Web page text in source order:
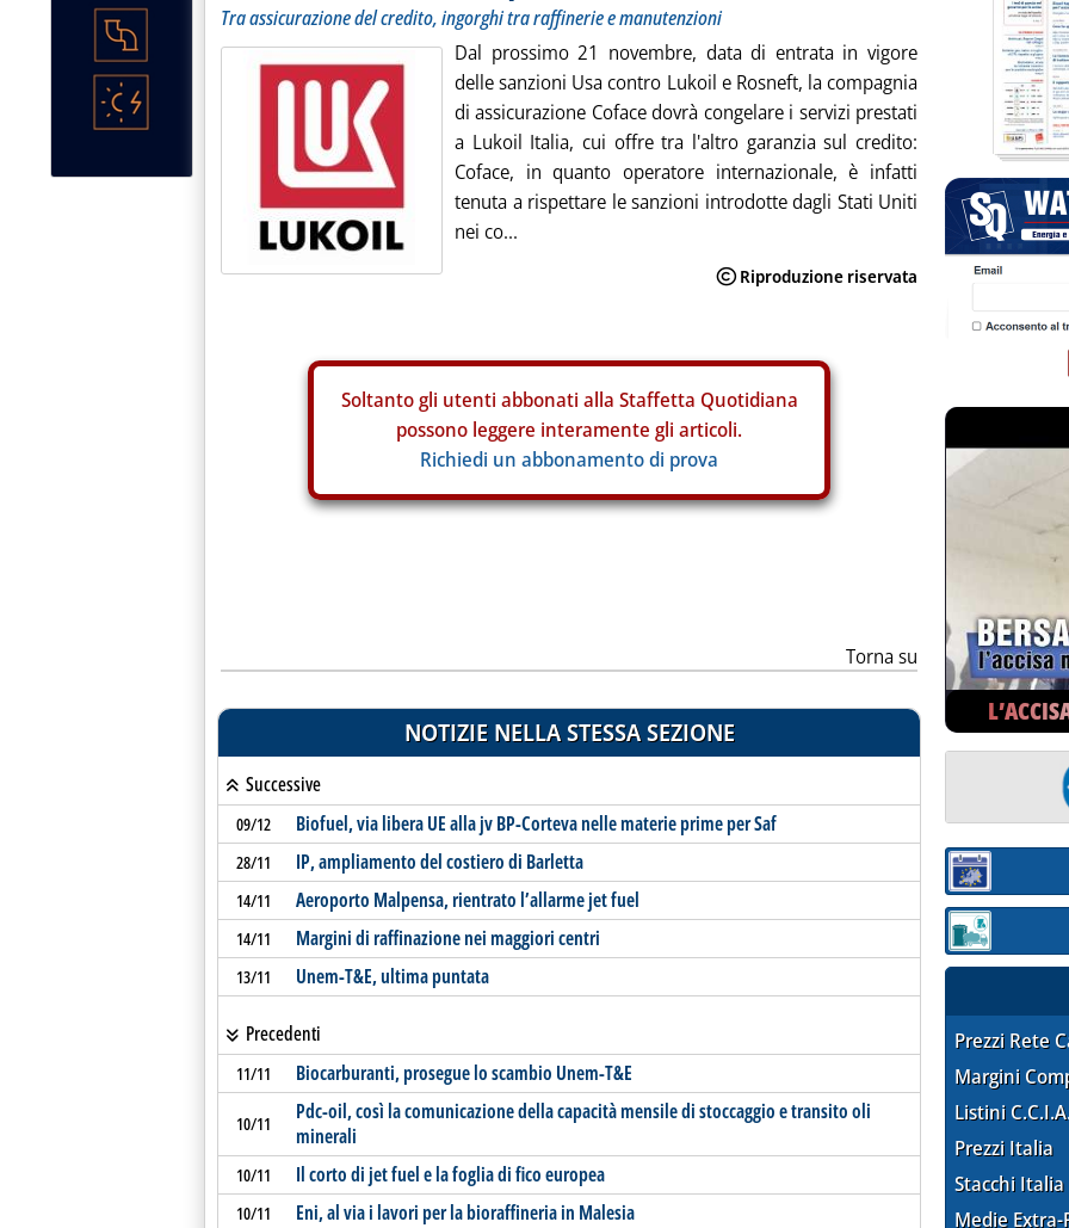
Tra assicurazione del credito, ingorghi tra raffinerie e manutenzioni
Dal prossimo 21 novembre, data di entrata in vigore
delle sanzioni Usa contro Lukoil e Rosneft, la compagnia
di assicurazione Coface dovrà congelare i servizi prestati
a Lukoil Italia, cui offre tra l'altro garanzia sul credito:
Coface, in quanto operatore internazionale, è infatti
tenuta a rispettare le sanzioni introdotte dagli Stati Uniti
nei co...
Soltanto gli utenti abbonati alla Staffetta Quotidiana
possono leggere interamente gli articoli.
Richiedi un abbonamento di prova
Torna su
NOTIZIE NELLA STESSA SEZIONE
Successive
09/12 Biofuel, via libera UE alla jv BP-Corteva nelle materie prime per Saf
28/11 IP, ampliamento del costiero di Barletta
14/11 Aeroporto Malpensa, rientrato l’allarme jet fuel
14/11 Margini di raffinazione nei maggiori centri
13/11 Unem-T&E, ultima puntata
Precedenti
11/11 Biocarburanti, prosegue lo scambio Unem-T&E
10/11
Pdc-oil, così la comunicazione della capacità mensile di stoccaggio e transito oli
minerali
10/11 Il corto di jet fuel e la foglia di fico europea
10/11 Eni, al via i lavori per la bioraffineria in Malesia
Sezione:
Sezione:
Prezzi Rete
Margini
Listini
Prezzi Italia
Stacchi Italia
Medie Extra-